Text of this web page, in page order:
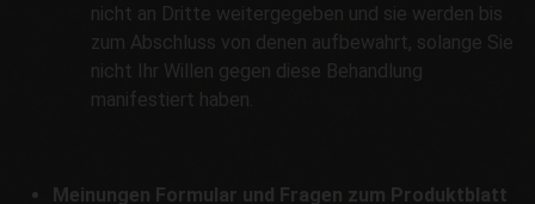
nicht an Dritte weitergegeben und sie werden bis
zum Abschluss von denen aufbewahrt, solange Sie
nicht Ihr Willen gegen diese Behandlung
manifestiert haben.
Meinungen Formular und Fragen zum Produktblatt